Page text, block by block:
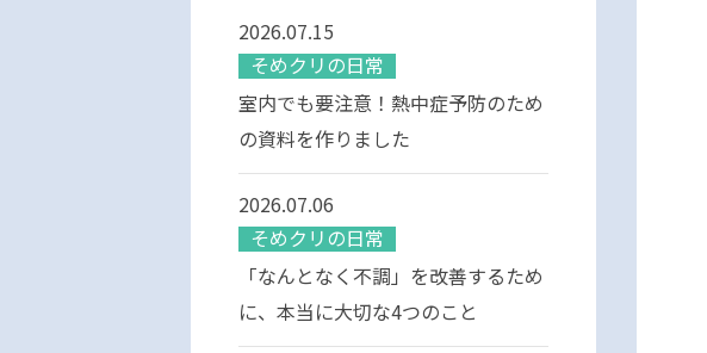
2026.07.15
そめクリの日常
室内でも要注意！熱中症予防のため
の資料を作りました
2026.07.06
そめクリの日常
「なんとなく不調」を改善するため
に、本当に大切な4つのこと